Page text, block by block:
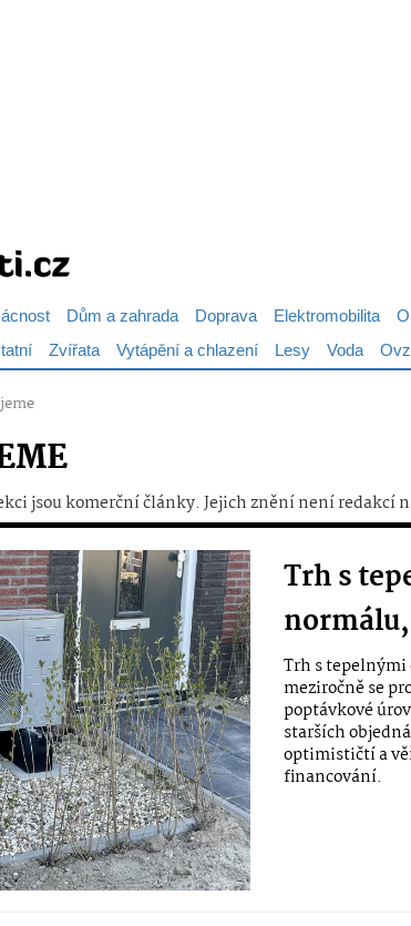
Dům a zahrada Doprava Elektromobilita
Zvířata Vytápění a chlazení Lesy Voda
jsou komerční články. Jejich znění není redakcí
Trh s
Trh s tepelnými
meziročně se
poptávkové
starších
optimističtí a
financování.